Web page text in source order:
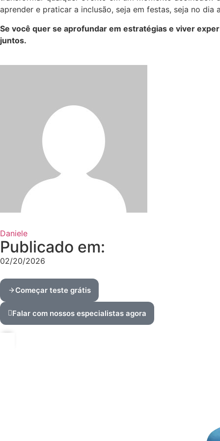
aprender e praticar a inclusão, seja em festas, seja no dia
Se você quer se aprofundar em estratégias e viver
juntos.
Daniele
Publicado em:
02/20/2026
Começar teste grátis
Falar com nossos especialistas agora